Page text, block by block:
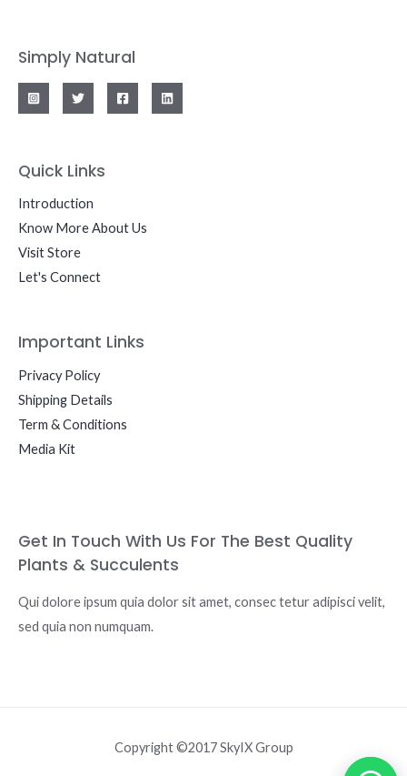
Simply Natural
Quick Links
Introduction
Know More About Us
Visit Store
Let's Connect
Important Links
Privacy Policy
Shipping Details
Term & Conditions
Media Kit
Get In Touch With Us For The Best Quality
Plants & Succulents
Qui dolore ipsum quia dolor sit amet, consec tetur adipisci velit,
sed quia non numquam.
Copyright ©2017 SkyIX Group